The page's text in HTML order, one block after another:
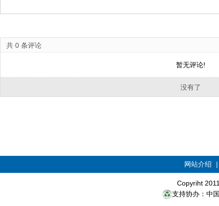
共 0 条评论
暂无评论!
没有了
网站介绍
Copyriht
支持协办：中